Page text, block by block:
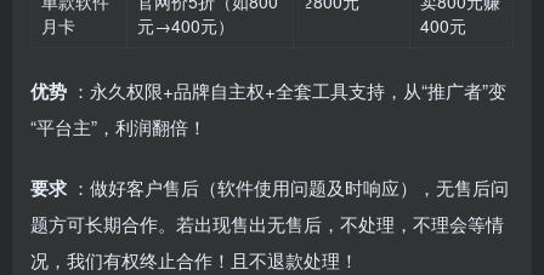
月卡
元→400元）
400元
优势 ：永久权限+品牌自主权+全套工具支持，从“推广者”变
“平台主”，利润翻倍！
要求 ：做好客户售后（软件使用问题及时响应），无售后问
题方可长期合作。若出现售出无售后，不处理，不理会等情
况，我们有权终止合作！且不退款处理！